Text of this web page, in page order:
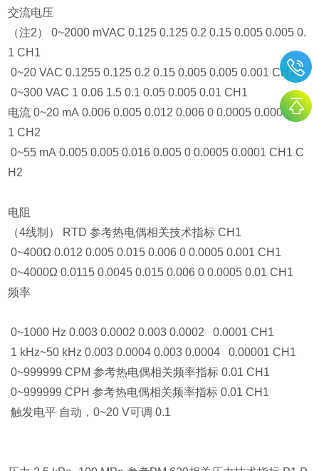
交流电压
（注2） 0~2000 mVAC 0.125 0.125 0.2 0.15 0.005 0.005 0.
1 CH1
0~20 VAC 0.1255 0.125 0.2 0.15 0.005 0.005 0.001 CH1
0~300 VAC 1 0.06 1.5 0.1 0.05 0.005 0.01 CH1
电流 0~20 mA 0.006 0.005 0.012 0.006 0 0.0005 0.0001 CH
1 CH2
0~55 mA 0.005 0.005 0.016 0.005 0 0.0005 0.0001 CH1 C
H2
电阻
（4线制） RTD 参考热电偶相关技术指标 CH1
0~400Ω 0.012 0.005 0.015 0.006 0 0.0005 0.001 CH1
0~4000Ω 0.0115 0.0045 0.015 0.006 0 0.0005 0.01 CH1
频率
0~1000 Hz 0.003 0.0002 0.003 0.0002 0.0001 CH1
1 kHz~50 kHz 0.003 0.0004 0.003 0.0004 0.00001 CH1
0~999999 CPM 参考热电偶相关频率指标 0.01 CH1
0~999999 CPH 参考热电偶相关频率指标 0.01 CH1
触发电平 自动，0~20 V可调 0.1